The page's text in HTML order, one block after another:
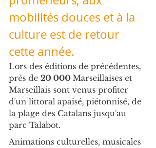
mobilités douces et à la
culture est de retour
cette année.
Lors des éditions de précédentes,
près de 20 000 Marseillaises et
Marseillais sont venus profiter
d'un littoral apaisé, piétonnisé, de
la plage des Catalans jusqu'au
parc Talabot.
Animations culturelles, musicales